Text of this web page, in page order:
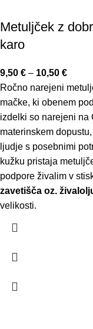
Metuljček z
karo
9,50 € – 10,50 €
Ročno narejeni
mačke, ki obenem
izdelki so narejeni na
materinskem
ljudje s posebnimi
kužku pristaja
podpore živalim v
zavetišča oz.
velikosti.